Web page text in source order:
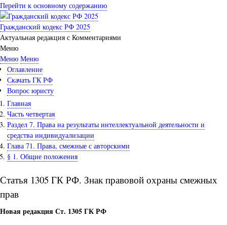
Перейти к основному содержанию
Гражданский кодекс РФ 2025
Актуальная редакция с Комментариями
Меню
Меню Меню
Оглавление
Скачать ГК РФ
Вопрос юристу
Главная
Часть четвертая
Раздел 7. Права на результаты интеллектуальной деятельности и
средства индивидуализации
Глава 71. Права, смежные с авторскими
§ 1. Общие положения
Статья 1305 ГК РФ. Знак правовой охраны смежных
прав
Новая редакция Ст. 1305 ГК РФ